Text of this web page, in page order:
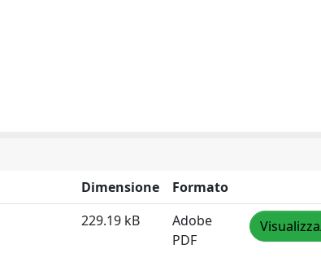
Dimensione
Formato
229.19 kB
Adobe
PDF